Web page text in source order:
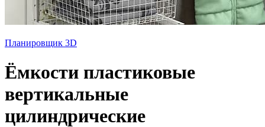
Планировщик 3D
Ёмкости пластиковые
вертикальные
цилиндрические